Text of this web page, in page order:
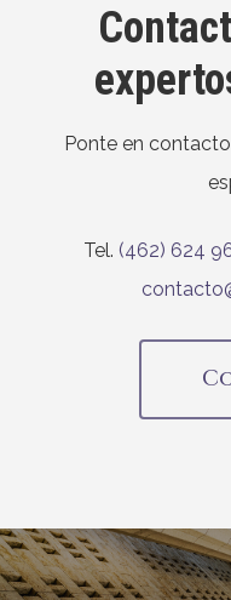
Ponte en
Tel. (462) 624